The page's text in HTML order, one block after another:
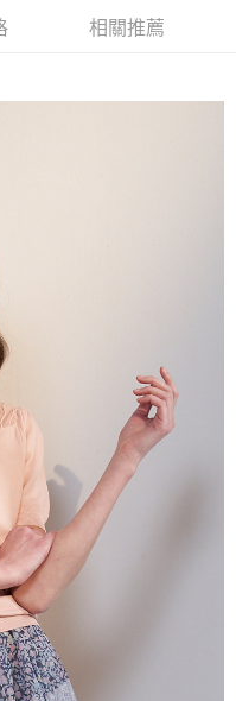
後會自動跳轉到大哥付的交易
繳款截止日，確認付款後即完
審核未通過，訂單將自動取
」於每月結算日後寄送繳費提
碼／台灣大直營門市／銀行轉
。
以下簡稱本公司）所提供，讓
，並由商店將買賣／分期付款
帳單繳交帳款。
關係目的，商店將以您的個人
哥大進項蒐集、處理及利用，
認、核對及更正。
oppay.tw/userRule
將跳轉至「AFTEE先享後付」
完成結帳。
。
中的連結，可透過四大超商／
為交易完成。
但若您需要取消訂單，請聯絡
視為有效，需透過AFTEE先享
結帳頁面顯示為準，若有關於
問，請聯繫「AFTEE先享後付
support/home
先享後付」服務完成之交
並將交易相關給付款項請求債
：
監護人之同意方可使用
之損失，本公司不負相關責
帳號之用戶狀況，依本公司即
之情形，本公司將視審查結果
費
費
費
相關推薦